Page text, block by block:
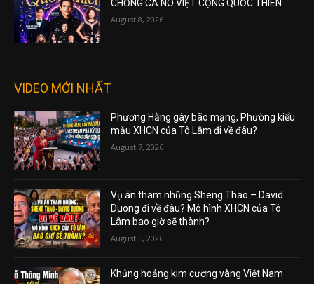
CHỐNG CA NÔ VIỆT CỘNG QUỐC THIÊN
August 8, 2026
VIDEO MỚI NHẤT
Phương Hằng gây bão mạng, Phường kiểu
mẫu XHCN của Tô Lâm đi về đâu?
August 7, 2026
Vụ án tham nhũng Sheng Thao – David
Duong đi về đâu? Mô hình XHCN của Tô
Lâm bao giờ sẽ thành?
August 5, 2026
Khủng hoảng kim cương vàng Việt Nam